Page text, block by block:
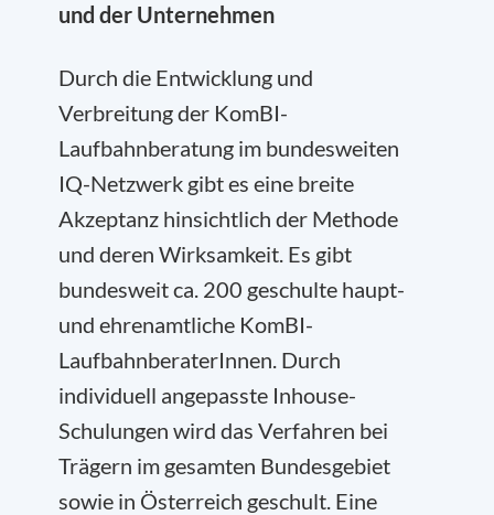
und der Unternehmen
Durch die Entwicklung und
Verbreitung der KomBI-
Laufbahnberatung im bundesweiten
IQ-Netzwerk gibt es eine breite
Akzeptanz hinsichtlich der Methode
und deren Wirksamkeit. Es gibt
bundesweit ca. 200 geschulte haupt-
und ehrenamtliche KomBI-
LaufbahnberaterInnen. Durch
individuell angepasste Inhouse-
Schulungen wird das Verfahren bei
Trägern im gesamten Bundesgebiet
sowie in Österreich geschult. Eine